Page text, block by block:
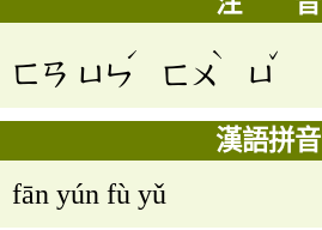
ㄈㄢ ㄩㄣ
ˊ
ㄈㄨ
ˋ
ㄩ
ˇ
漢語拼音
fān yún fù yǔ